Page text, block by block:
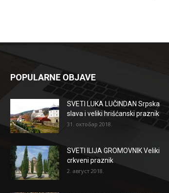
POPULARNE OBJAVE
SVETI LUKA LUČINDAN Srpska
slava i veliki hrišćanski praznik
31. октобар 2018.
SVETI ILIJA GROMOVNIK Veliki
crkveni praznik
2. август 2018.